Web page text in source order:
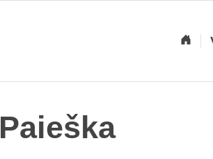
Paieška